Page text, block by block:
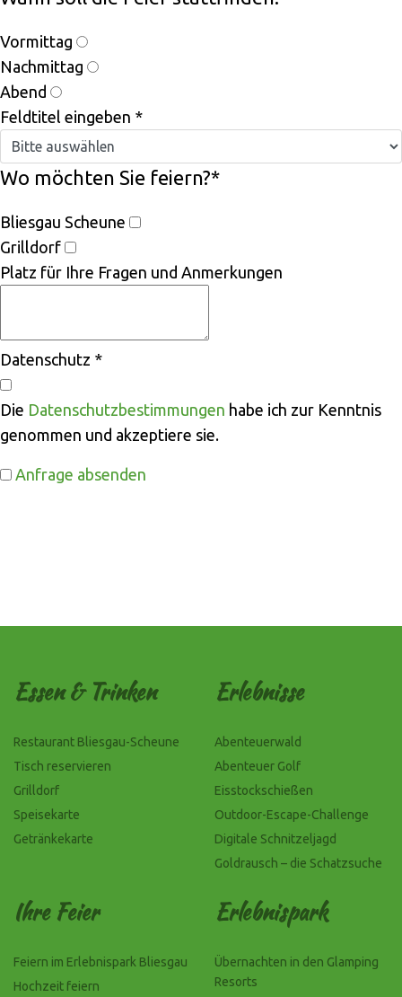
Vormittag
Nachmittag
Abend
Feldtitel eingeben *
Wo möchten Sie feiern?*
Bliesgau Scheune
Grilldorf
Platz für Ihre Fragen und Anmerkungen
Datenschutz *
Die Datenschutzbestimmungen habe ich zur Kenntnis
genommen und akzeptiere sie.
Anfrage absenden
Essen & Trinken
Restaurant Bliesgau-Scheune
Tisch reservieren
Grilldorf
Speisekarte
Getränkekarte
Erlebnisse
Abenteuerwald
Abenteuer Golf
Eisstockschießen
Outdoor-Escape-Challenge
Digitale Schnitzeljagd
Goldrausch – die Schatzsuche
Ihre Feier
Feiern im Erlebnispark Bliesgau
Hochzeit feiern
Erlebnispark
Übernachten in den Glamping
Resorts